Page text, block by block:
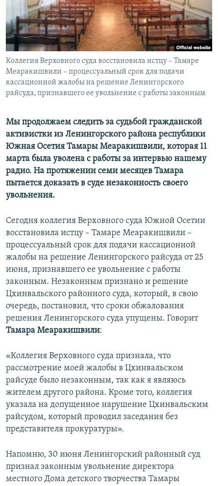
СПОРТ
МИР
БЛОГИ
ГОЛОСА
ЧИТАЕМ ПРЕССУ
АРХИВ РАДИОПРОГРАММЫ
Все сайты РСЕ/РС
Коллегия Верховного суда восстановила истцу – Тамаре
Меаракишвили – процессуальный срок для подачи
кассационной жалобы на решение Ленингорского
райсуда, признавшего ее увольнение с работы законным
Мы продолжаем следить за судьбой гражданской
активистки из Ленингорского района республики
Южная Осетия Тамары Меаракишвили, которая 11
марта была уволена с работы за интервью нашему
радио. На протяжении семи месяцев Тамара
пытается доказать в суде незаконность своего
увольнения.
Сегодня коллегия Верховного суда Южной Осетии
восстановила истцу – Тамаре Меаракишвили –
процессуальный срок для подачи кассационной
жалобы на решение Ленингорского райсуда от 25
июня, признавшего ее увольнение с работы
законным. Незаконным признано и решение
Цхинвальского районного суда, который, в свою
очередь, постановил, что сроки обжалования
решения Ленингорского суда упущены. Говорит
Тамара Меаракишвили:
«Коллегия Верховного суда признала, что
рассмотрение моей жалобы в Цхинвальском
райсуде было незаконным, так как я являюсь
жителем другого района. Кроме того, коллегия
указала на допущенное нарушение Цхинвальским
райсудом, который проводил заседания без
представителя прокуратуры».
Напомню, 30 июня Ленингорский районный суд
признал законным увольнение директора
местного Дома детского творчества Тамары